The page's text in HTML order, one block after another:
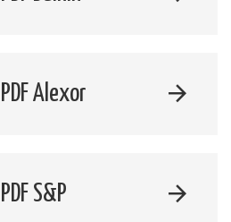
Alexor
S&P